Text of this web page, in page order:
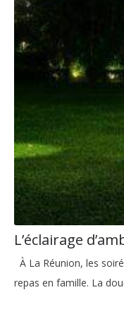
L’éclairage
À La Réunion, les
repas en famille. La